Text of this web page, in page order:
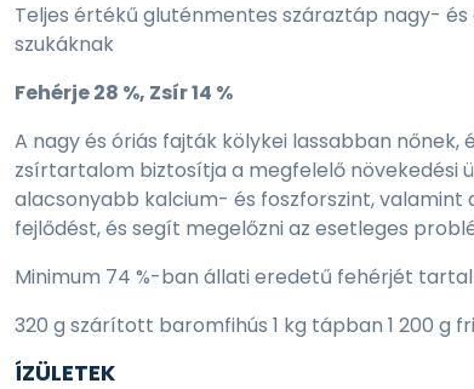
Teljes értékű gluténmentes száraztáp nagy-
szukáknak
Fehérje 28 %, Zsír 14 %
A nagy és óriás fajták kölykei lassabban
zsírtartalom biztosítja a megfelelő növekedési
alacsonyabb kalcium- és foszforszint, valamint
fejlődést, és segít megelőzni az esetleges
Minimum 74 %-ban állati eredetű fehérjét
320 g szárított baromfihús 1 kg tápban 1 200 g
ÍZÜLETEK